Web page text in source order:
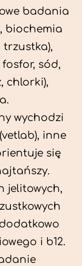
badania
biochemia
trzustka),
sód,
chlorki),
wychodzi
inne
się
jelitowych,
i b12.